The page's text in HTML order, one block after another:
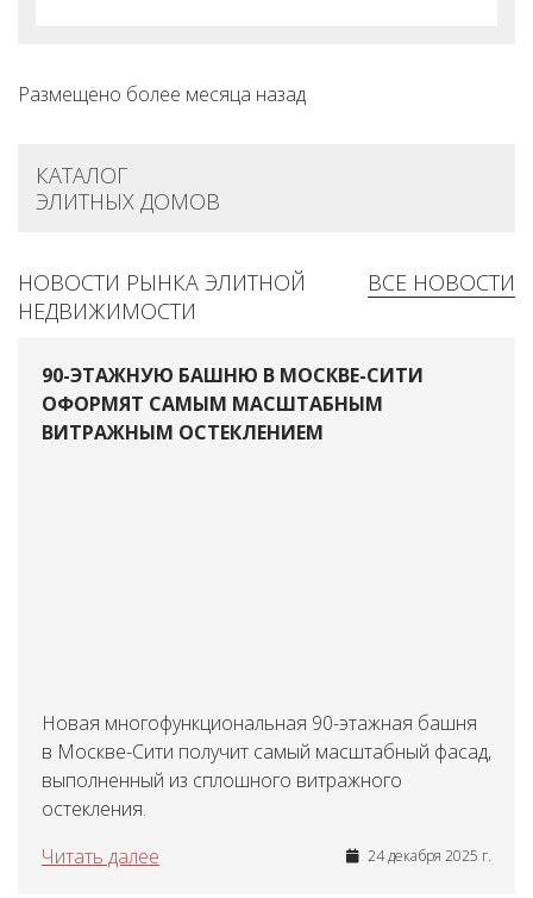
Размещено более месяца назад
КАТАЛОГ
ЭЛИТНЫХ ДОМОВ
ВСЕ НОВОСТИ
НОВОСТИ РЫНКА ЭЛИТНОЙ
НЕДВИЖИМОСТИ
90-ЭТАЖНУЮ БАШНЮ В МОСКВЕ-СИТИ
ОФОРМЯТ САМЫМ МАСШТАБНЫМ
ВИТРАЖНЫМ ОСТЕКЛЕНИЕМ
Новая многофункциональная 90-этажная башня
в Москве-Сити получит самый масштабный фасад,
выполненный из сплошного витражного
остекления.
Читать далее
24 декабря 2025 г.